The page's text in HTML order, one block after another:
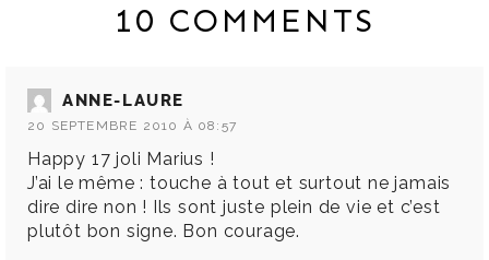
10 COMMENTS
ANNE-LAURE
20 SEPTEMBRE 2010 À 08:57
Happy 17 joli Marius !
J’ai le même : touche à tout et surtout ne jamais
dire dire non ! Ils sont juste plein de vie et c’est
plutôt bon signe. Bon courage.